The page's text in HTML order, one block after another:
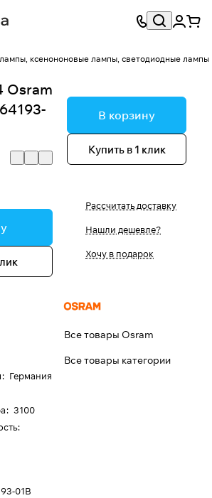
ксенононовые лампы, светодиодные лампы
Osram
: Германия
: 3100
:
01B
В корзину
Купить в 1 клик
Рассчитать доставку
Нашли дешевле?
Хочу в подарок
Все товары Osram
Все товары категории